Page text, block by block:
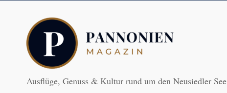
Ausflüge, Genuss & Kultur rund um den Neusiedler See